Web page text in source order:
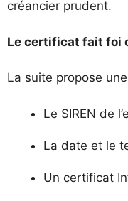
créancier prudent.
Le certificat fait foi
La suite propose
Le SIREN de
La date et le
Un certificat